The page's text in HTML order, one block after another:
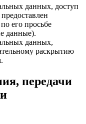
данных, доступ
его просьбе
данные).
данных,
раскрытию
передачи